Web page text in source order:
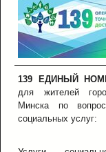
139 ЕДИНЫЙ
для жителей
Минска по
социальных услуг: